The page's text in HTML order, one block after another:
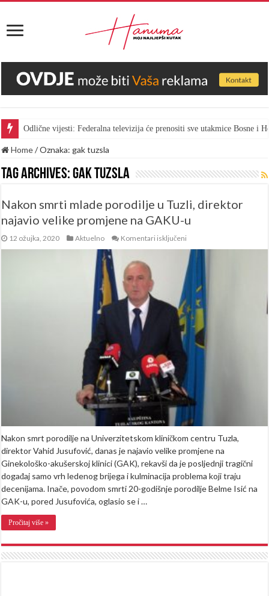
Odlične vijesti: Federalna televizija će prenositi sve utakmice Bosne i
Home/Oznaka: gak tuzsla
Tag Archives:gak tuzsla
Nakon smrti mlade porodilje u Tuzli, direktor
najavio velike promjene na GAKU-u
12 ožujka, 2020 Aktuelno Komentari isključeni
smrti
mlade
porodilje
Tuzli,
direktor
najavio
velike
promjene
na
GAKU-
u
Nakon smrt porodilje na Univerzitetskom kliničkom centru Tuzla,
direktor Vahid Jusufović, danas je najavio velike promjene na
Ginekološko-akušerskoj klinici (GAK), rekavši da je posljednji tragični
događaj samo vrh ledenog brijega i kulminacija problema koji traju
decenijama. Inače, povodom smrti 20-godišnje porodilje Belme Isić na
GAK-u, pored Jusufovića, oglasio se i …
Pročitaj više »